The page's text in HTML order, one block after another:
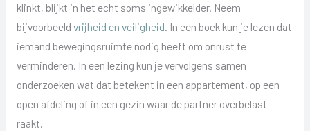
klinkt, blijkt in het echt soms ingewikkelder. Neem
bijvoorbeeld vrijheid en veiligheid. In een boek kun je lezen dat
iemand bewegingsruimte nodig heeft om onrust te
verminderen. In een lezing kun je vervolgens samen
onderzoeken wat dat betekent in een appartement, op een
open afdeling of in een gezin waar de partner overbelast
raakt.